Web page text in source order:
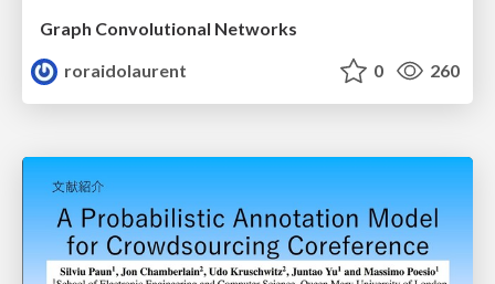
Graph Convolutional Networks
roraidolaurent
0 260